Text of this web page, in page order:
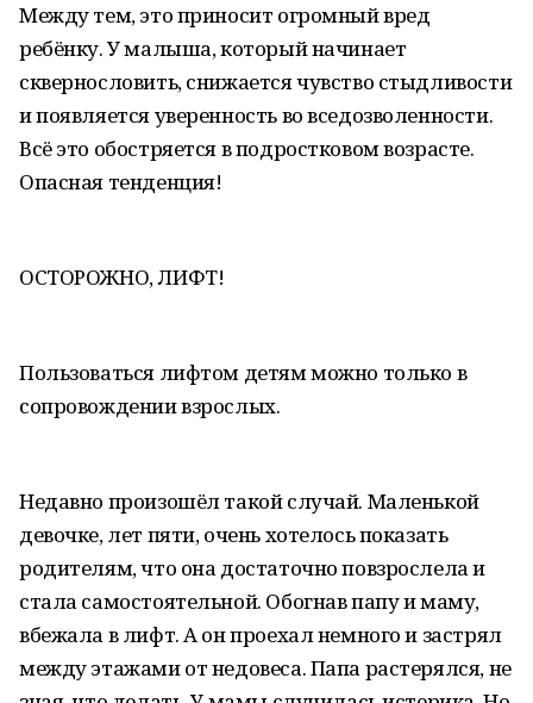
Между тем, это приносит огромный вред
ребёнку. У малыша, который начинает
сквернословить, снижается чувство стыдливости
и появляется уверенность во вседозволенности.
Всё это обостряется в подростковом возрасте.
Опасная тенденция!
ОСТОРОЖНО, ЛИФТ!
Пользоваться лифтом детям можно только в
сопровождении взрослых.
Недавно произошёл такой случай. Маленькой
девочке, лет пяти, очень хотелось показать
родителям, что она достаточно повзрослела и
стала самостоятельной. Обогнав папу и маму,
вбежала в лифт. А он проехал немного и застрял
между этажами от недовеса. Папа растерялся, не